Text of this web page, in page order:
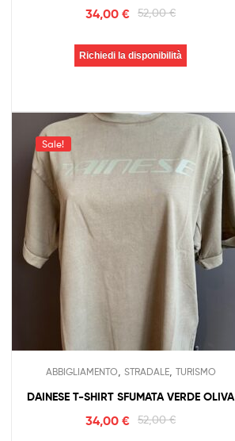
52,00€
34,00€
Richiedi la disponibilità
Sale!
ABBIGLIAMENTO STRADALE, TURISMO
DAINESE T-SHIRT SFUMATA VERDE OLIVA
52,00€
34,00€